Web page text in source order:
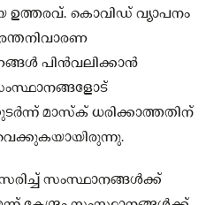
ഉത്തരവ്. കൊവിഡ് വ്യാപനം
പിന്‍വലിക്കാന്‍
മാസ്‌ക് ധരിക്കാത്തതിന്
സംസ്ഥാനങ്ങള്‍ക്ക്